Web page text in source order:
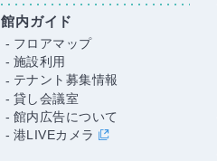
館内ガイド
フロアマップ
施設利用
テナント募集情報
貸し会議室
館内広告について
港LIVEカメラ